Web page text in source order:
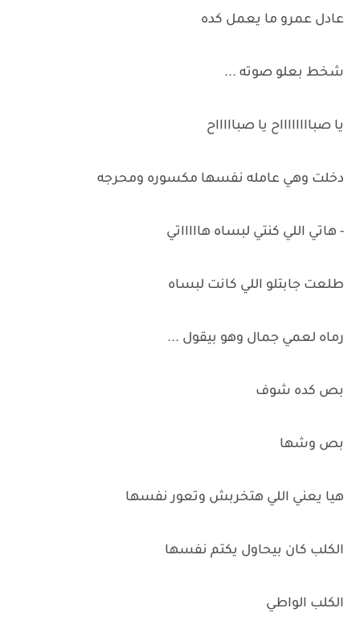
عادل عمرو ما يعمل كده
شخط بعلو صوته ...
يا صبااااااااح يا صباااااح
دخلت وهي عامله نفسها مكسوره ومحرجه
- هاتي اللي كنتي لبساه هاااااتي
طلعت جابتلو اللي كانت لبساه
رماه لعمي جمال وهو بيقول ...
بص كده شوف
بص وشها
هيا يعني اللي هتخربش وتعور نفسها
الكلب كان بيحاول يكتم نفسها
الكلب الواطي